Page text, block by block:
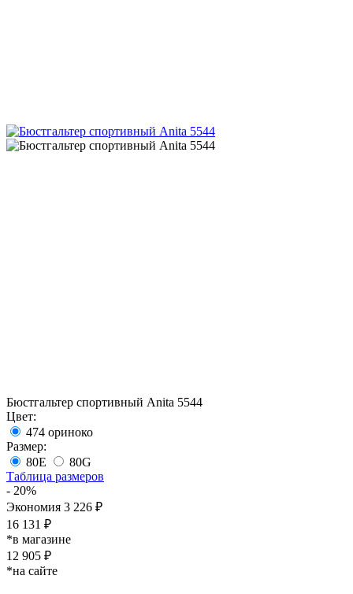
Бюстгальтер спортивный Anita 5544
Цвет:
474 ориноко
Размер:
80E
80G
Таблица размеров
- 20%
Экономия 3 226 ₽
16 131 ₽
*в магазине
12 905 ₽
*на сайте